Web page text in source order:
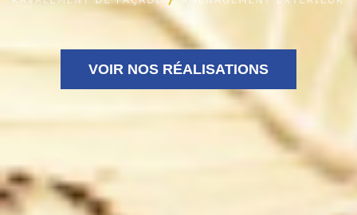
VOIR NOS RÉALISATIONS